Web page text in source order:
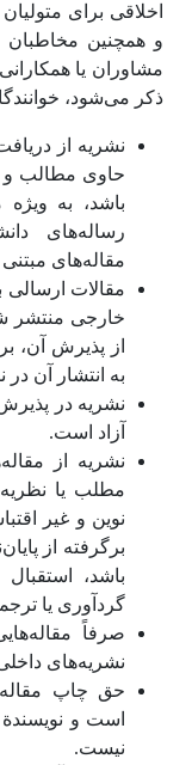
اخلاقی برای
و همچنین مخاطبان
مشاوران یا
ذکر می‌شود،
نشریه از
حاوی مطالب و
باشد، به ویژه
رساله‌های
مقاله‌های
مقالات ارسالی
خارجی منتشر
از پذیرش آن،
به انتشار آن
نشریه در
آزاد است.
نشریه از
مطلب یا
نوین و غیر
برگرفته از
باشد،
گردآوری یا
صرفاً
نشریه‌های
حق چاپ
است و
نیست.